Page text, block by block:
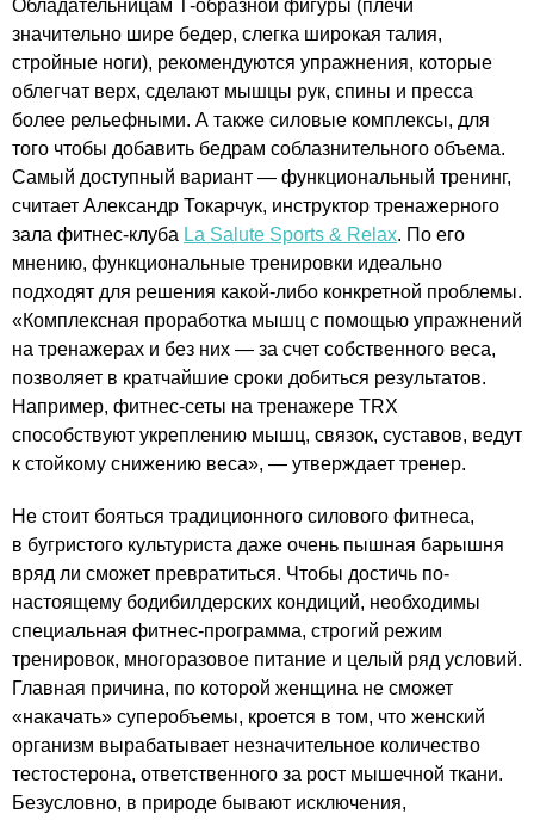
Обладательницам Т-образной фигуры (плечи
значительно шире бедер, слегка широкая талия,
стройные ноги), рекомендуются упражнения, которые
облегчат верх, сделают мышцы рук, спины и пресса
более рельефными. А также силовые комплексы, для
того чтобы добавить бедрам соблазнительного объема.
Самый доступный вариант — функциональный тренинг,
считает Александр Токарчук, инструктор тренажерного
зала фитнес-клуба La Salute Sports & Relax. По его
мнению, функциональные тренировки идеально
подходят для решения какой-либо конкретной проблемы.
«Комплексная проработка мышц с помощью упражнений
на тренажерах и без них — за счет собственного веса,
позволяет в кратчайшие сроки добиться результатов.
Например, фитнес-сеты на тренажере TRX
способствуют укреплению мышц, связок, суставов, ведут
к стойкому снижению веса», — утверждает тренер.
Не стоит бояться традиционного силового фитнеса,
в бугристого культуриста даже очень пышная барышня
вряд ли сможет превратиться. Чтобы достичь по-
настоящему бодибилдерских кондиций, необходимы
специальная фитнес-программа, строгий режим
тренировок, многоразовое питание и целый ряд условий.
Главная причина, по которой женщина не сможет
«накачать» суперобъемы, кроется в том, что женский
организм вырабатывает незначительное количество
тестостерона, ответственного за рост мышечной ткани.
Безусловно, в природе бывают исключения,